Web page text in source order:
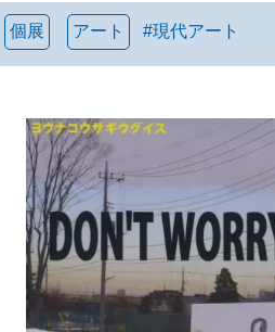
個展 アート #現代アート